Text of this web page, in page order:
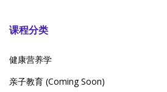
课程分类
健康营养学
亲子教育 (Coming Soon)